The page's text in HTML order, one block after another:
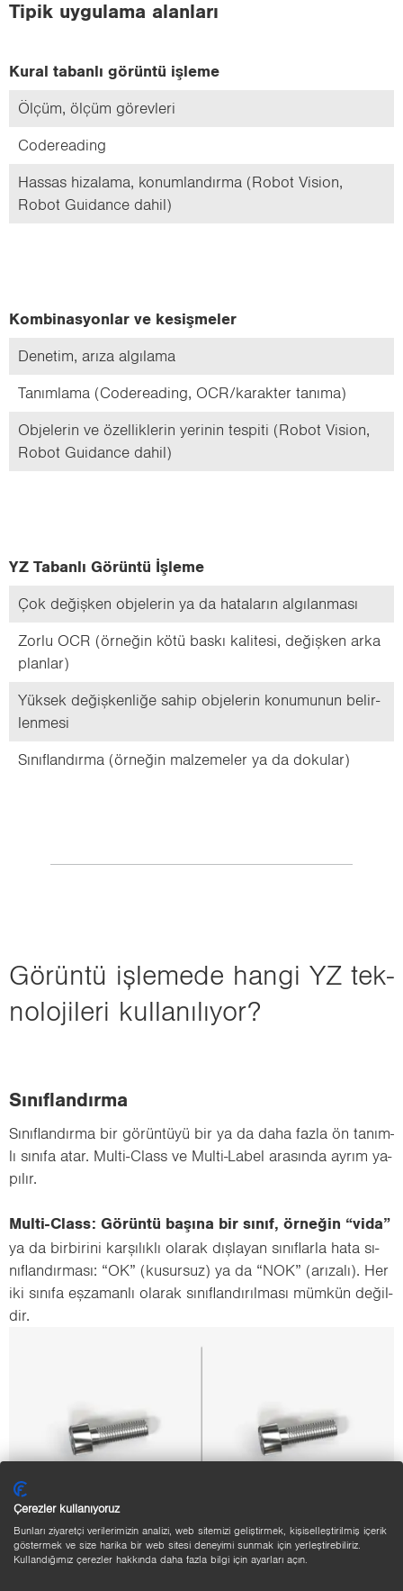
Tipik uy­gu­la­ma alan­la­rı
Kural ta­ban­lı gö­rün­tü iş­le­me
Ölçüm, ölçüm gö­rev­le­ri
Co­de­re­ading
Has­sas hi­za­la­ma, ko­num­lan­dır­ma (Robot Vi­si­on,
Robot Gu­idan­ce dahil)
Kom­bi­nas­yon­lar ve ke­siş­me­ler
De­ne­tim, arıza al­gı­la­ma
Ta­nım­la­ma (Co­de­re­ading, OCR/ka­rak­ter ta­nı­ma)
Ob­je­le­rin ve özel­lik­le­rin ye­ri­nin tes­pi­ti (Robot Vi­si­on,
Robot Gu­idan­ce dahil)
YZ Ta­ban­lı Gö­rün­tü İşleme
Çok de­ğiş­ken ob­je­le­rin ya da ha­ta­la­rın al­gı­lan­ma­sı
Zorlu OCR (ör­ne­ğin kötü baskı ka­li­te­si, de­ğiş­ken arka
plan­lar)
Yük­sek de­ğiş­ken­li­ğe sahip ob­je­le­rin ko­nu­mu­nun be­lir­
len­me­si
Sı­nıf­lan­dır­ma (ör­ne­ğin mal­ze­me­ler ya da do­ku­lar)
Gö­rün­tü iş­le­me­de hangi YZ tek­
no­lo­ji­le­ri kul­la­nı­lı­yor?
Sı­nıf­lan­dır­ma
Sı­nıf­lan­dır­ma bir gö­rün­tü­yü bir ya da daha fazla ön ta­nım­
lı sı­nı­fa atar. Multi-​Class ve Multi-​Label ara­sın­da ayrım ya­
pı­lır.
Multi-​Class: Gö­rün­tü ba­şı­na bir sınıf, ör­ne­ğin “vida”
ya da bir­bi­ri­ni kar­şı­lık­lı ola­rak dış­la­yan sı­nıf­lar­la hata sı­
nıf­lan­dır­ma­sı: “OK” (ku­sur­suz) ya da “NOK” (arı­za­lı). Her
iki sı­nı­fa eş­za­man­lı ola­rak sı­nıf­lan­dı­rıl­ma­sı müm­kün de­ğil­
dir.
Çerezler kullanıyoruz
Bunları ziyaretçi verilerimizin analizi, web sitemizi geliştirmek, kişiselleştirilmiş içerik
göstermek ve size harika bir web sitesi deneyimi sunmak için yerleştirebiliriz.
Kullandığımız çerezler hakkında daha fazla bilgi için ayarları açın.